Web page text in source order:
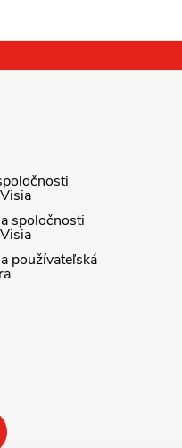
spoločnosti
používateľská